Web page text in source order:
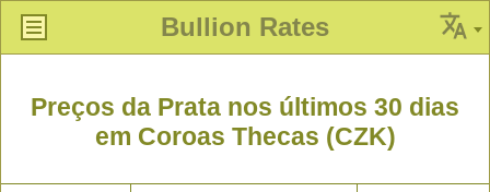
Bullion Rates
Preços da Prata nos últimos 30 dias
em Coroas Thecas (CZK)